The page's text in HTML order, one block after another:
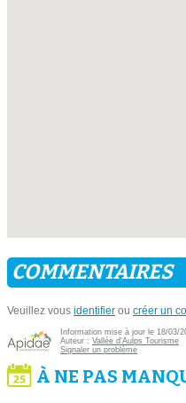
COMMENTAIRES
Veuillez vous identifier ou créer un
Information mise à jour le 18/03/
Auteur : Vallée d'Aulps Tourisme
Signaler un problème
À NE PAS